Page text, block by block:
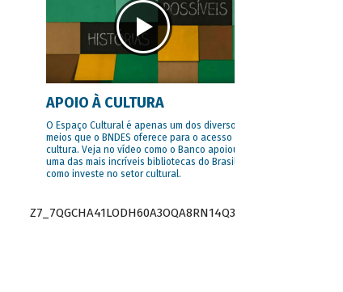
APOIO À CULTURA
O Espaço Cultural é apenas um dos diversos
meios que o BNDES oferece para o acesso à
cultura. Veja no vídeo como o Banco apoiou
uma das mais incríveis bibliotecas do Brasil e
como investe no setor cultural.
Z7_7QGCHA41LODH60A3OQA8RN14Q3